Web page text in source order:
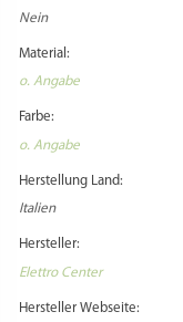
Nein
Material:
o. Angabe
Farbe:
o. Angabe
Herstellung Land:
Italien
Hersteller:
Elettro Center
Hersteller Webseite: